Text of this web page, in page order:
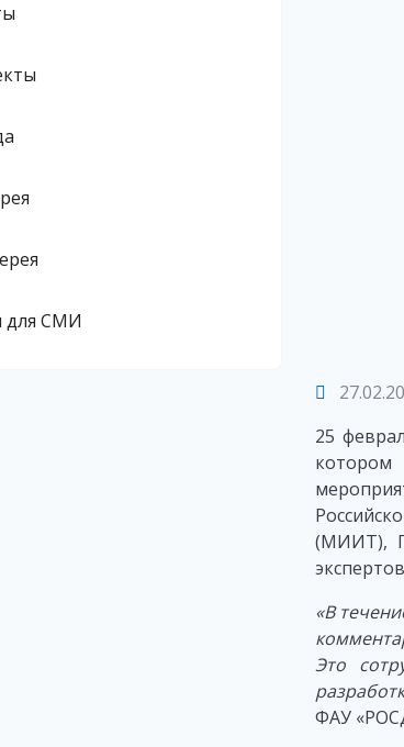
для СМИ
25
котором
(МИИТ),
«В
Это
ФАУ